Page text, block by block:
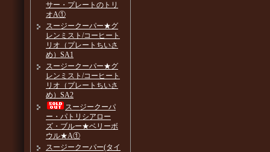
サー・プレートのトリ
オA①
スージークーパー★グ
レンミスト/コーヒート
リオ（プレートちいさ
め）SA1
スージークーパー★グ
レンミスト/コーヒート
リオ（プレートちいさ
め）SA2
スージークーパ
ー・パトリシアロー
ズ・ブルー★ベリーボ
ウル★A①
スージークーパー(タイ